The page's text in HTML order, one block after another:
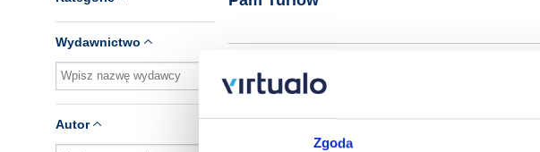
Zgoda
Wydawnictwo
Autor Brak pozycji.